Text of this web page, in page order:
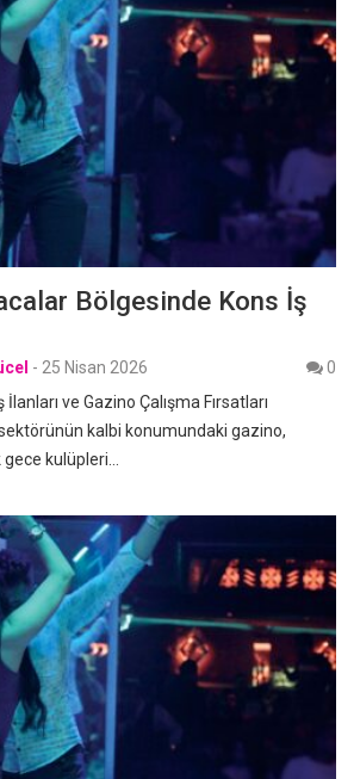
Bölgesinde Kons İş
- 25 Nisan 2026
0
ve Gazino Çalışma Fırsatları
kalbi konumundaki gazino,
kulüpleri…